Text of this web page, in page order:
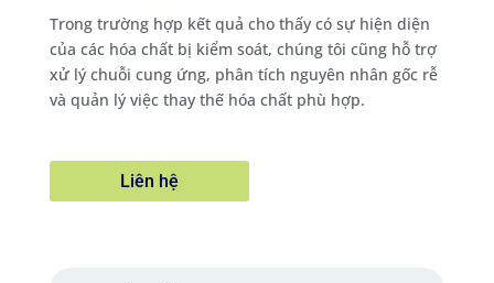
Trong trường hợp kết quả cho thấy có sự hiện diện
của các hóa chất bị kiểm soát, chúng tôi cũng hỗ trợ
xử lý chuỗi cung ứng, phân tích nguyên nhân gốc rễ
và quản lý việc thay thế hóa chất phù hợp.
Liên hệ